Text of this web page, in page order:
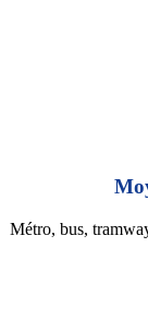
Métro, bus,